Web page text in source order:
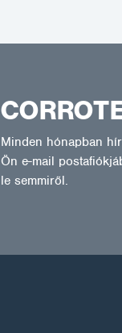
Minden hónapban
Ön e-mail
le semmiről.